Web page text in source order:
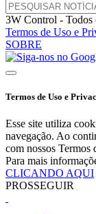
3W Control - Todos
Termos de Uso e
SOBRE
Termos de Uso e
Esse site utiliza
navegação. Ao
com nossos Termos
Para mais
CLICANDO AQUI
PROSSEGUIR